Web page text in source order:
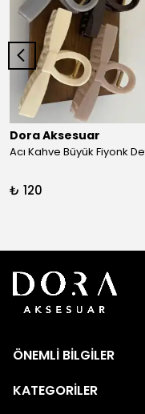
Dora Aksesuar
₺ 120
ÖNEMLİ BİLGİLER
KATEGORİLER